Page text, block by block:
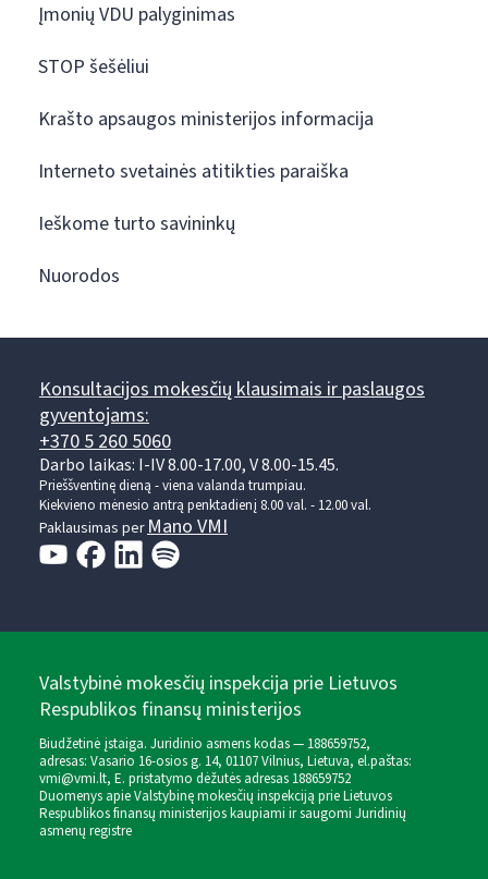
Įmonių VDU palyginimas
STOP šešėliui
Krašto apsaugos ministerijos informacija
Interneto svetainės atitikties paraiška
Ieškome turto savininkų
Nuorodos
Konsultacijos mokesčių klausimais ir paslaugos
gyventojams:
+370 5 260 5060
Darbo laikas: I-IV 8.00-17.00, V 8.00-15.45.
Prieššventinę dieną - viena valanda trumpiau.
Kiekvieno mėnesio antrą penktadienį 8.00 val. - 12.00 val.
Paklausimas perMano VMI
Valstybinė mokesčių inspekcija prie Lietuvos
Respublikos finansų ministerijos
Biudžetinė įstaiga. Juridinio asmens kodas — 188659752,
adresas: Vasario 16-osios g. 14, 01107 Vilnius, Lietuva, el.paštas:
vmi@vmi.lt, E. pristatymo dėžutės adresas 188659752
Duomenys apie Valstybinę mokesčių inspekciją prie Lietuvos
Respublikos finansų ministerijos kaupiami ir saugomi Juridinių
asmenų registre